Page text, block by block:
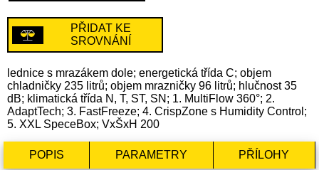
PŘIDAT KE
SROVNÁNÍ
lednice s mrazákem dole; energetická třída C; objem
chladničky 235 litrů; objem mrazničky 96 litrů; hlučnost 35
dB; klimatická třída N, T, ST, SN; 1. MultiFlow 360°; 2.
AdaptTech; 3. FastFreeze; 4. CrispZone s Humidity Control;
5. XXL SpeceBox; VxŠxH 200
POPIS PARAMETRY PŘÍLOHY